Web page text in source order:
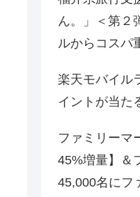
ん。」＜第２
ルからコスパ
楽天モバイル
イントが当た
ファミリーマ
45%増量】＆
45,000名にフ